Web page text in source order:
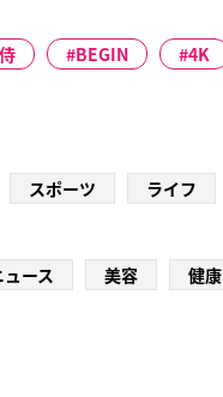
BEGIN 4K
スポーツ ライフ
ース 美容 健康